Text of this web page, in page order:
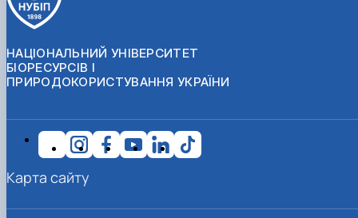
НАЦІОНАЛЬНИЙ УНІВЕРСИТЕТ
БІОРЕСУРСІВ І
ПРИРОДОКОРИСТУВАННЯ УКРАЇНИ
Карта сайту